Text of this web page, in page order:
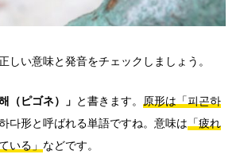
しい意味と発音をチェックしましょう。
（ピゴネ）」 と書きます。 原形は「피곤하
다形と呼ばれる単語ですね。意味は「疲れ
いる」などです。